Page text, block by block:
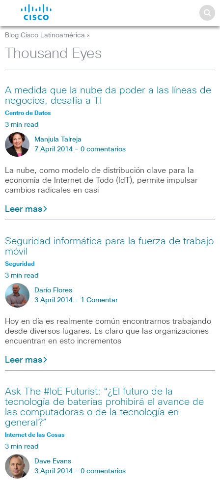
Blog Cisco Latinoamérica >
Thousand Eyes
A medida que la nube da poder a las líneas de
negocios, desafía a TI
Centro de Datos
3 min read
Manjula Talreja
7 April 2014 - 0 comentarios
La nube, como modelo de distribución clave para la
economía de Internet de Todo (IdT), permite impulsar
cambios radicales en casi
Leer mas
Seguridad informática para la fuerza de trabajo
móvil
Seguridad
3 min read
Darío Flores
3 April 2014 - 1 Comentar
Hoy en día es realmente común encontrarnos trabajando
desde diversos lugares. Es claro que las organizaciones
encuentran en esto incrementos
Leer mas
Ask The #IoE Futurist: “¿El futuro de la
tecnología de baterías prohibirá el avance de
las computadoras o de la tecnología en
general?”
Internet de las Cosas
3 min read
Dave Evans
3 April 2014 - 0 comentarios